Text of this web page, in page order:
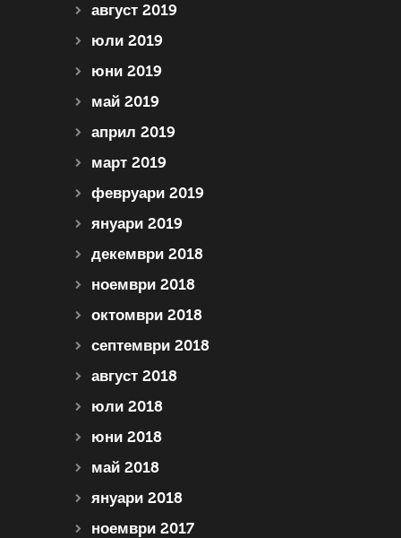
август 2019
юли 2019
юни 2019
май 2019
април 2019
март 2019
февруари 2019
януари 2019
декември 2018
ноември 2018
октомври 2018
септември 2018
август 2018
юли 2018
юни 2018
май 2018
януари 2018
ноември 2017